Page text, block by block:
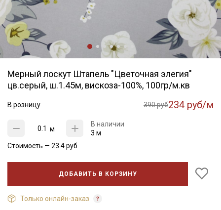
Мерный лоскут Штапель "Цветочная элегия"
цв.серый, ш.1.45м, вискоза-100%, 100гр/м.кв
В розницу 390 руб234 руб/м
м
В наличии
3 м
Стоимость — 23.4руб
ДОБАВИТЬ В КОРЗИНУ
Только онлайн-заказ